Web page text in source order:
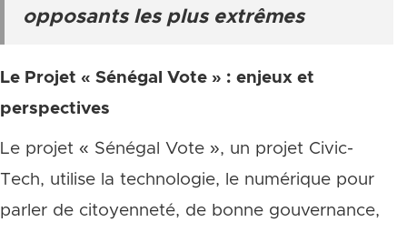
opposants les plus extrêmes
Le Projet « Sénégal Vote » : enjeux et
perspectives
Le projet « Sénégal Vote », un projet Civic-
Tech, utilise la technologie, le numérique pour
parler de citoyenneté, de bonne gouvernance,